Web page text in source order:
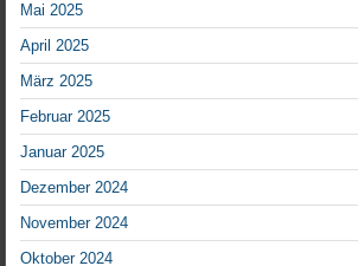
Mai 2025
April 2025
März 2025
Februar 2025
Januar 2025
Dezember 2024
November 2024
Oktober 2024